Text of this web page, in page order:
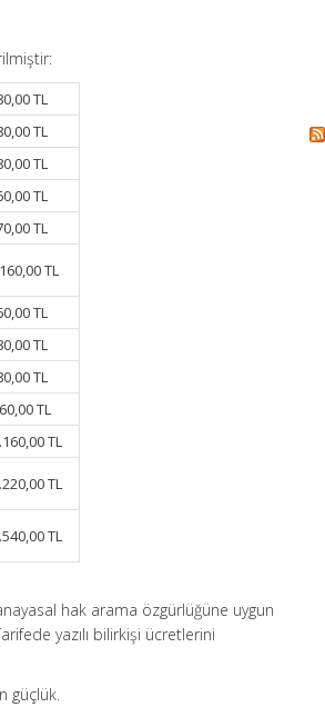
TL
TL
TL
TL
TL
TL
TL
TL
TL
TL
TL
TL
TL
hak arama özgürlüğüne uygun
yazılı bilirkişi ücretlerini
güçlük.